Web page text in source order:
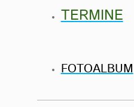
TERMINE
FOTOALBUM